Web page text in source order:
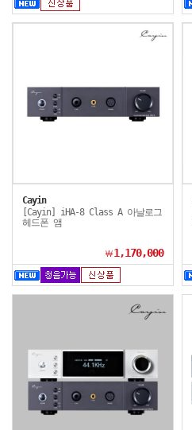
Cayin
[Cayin] iHA-8 Class A 아날로그
헤드폰 앰
￦1,170,000